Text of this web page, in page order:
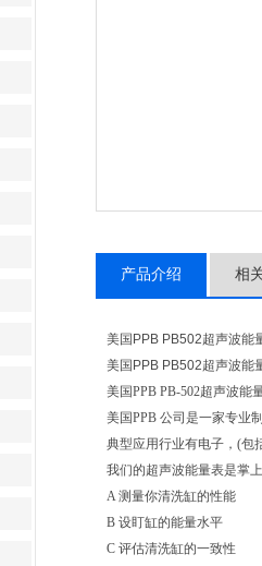
产品介绍 相
美国PPB PB502超声波能
美国PPB PB502超声波能
美国PPB PB-502超声波能
美国PPB 公司是一家专业
典型应用行业有电子，(包
我们的超声波能量表是掌
A 测量你清洗缸的性能
B 设盯缸的能量水平
C 评估清洗缸的一致性